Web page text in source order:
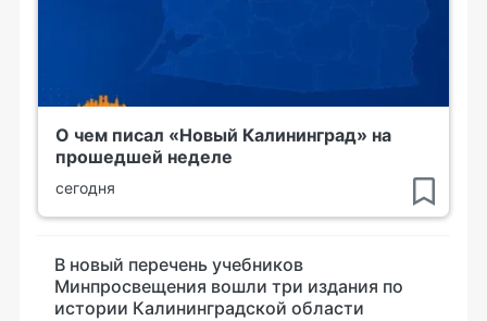
О чем писал «Новый Калининград» на
прошедшей неделе
сегодня
В новый перечень учебников
Минпросвещения вошли три издания по
истории Калининградской области